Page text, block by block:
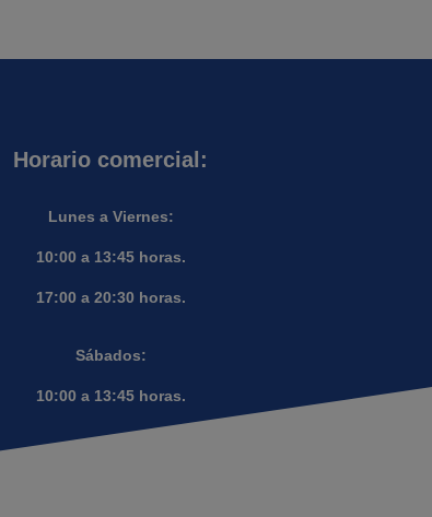
Horario comercial:
Lunes a Viernes:
10:00 a 13:45 horas.
17:00 a 20:30 horas.
Sábados:
10:00 a 13:45 horas.